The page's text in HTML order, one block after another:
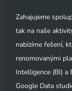
Zahajujeme
tak na naše
nabízíme řešení,
renomovanými
Intelligence (BI) a
Google Data